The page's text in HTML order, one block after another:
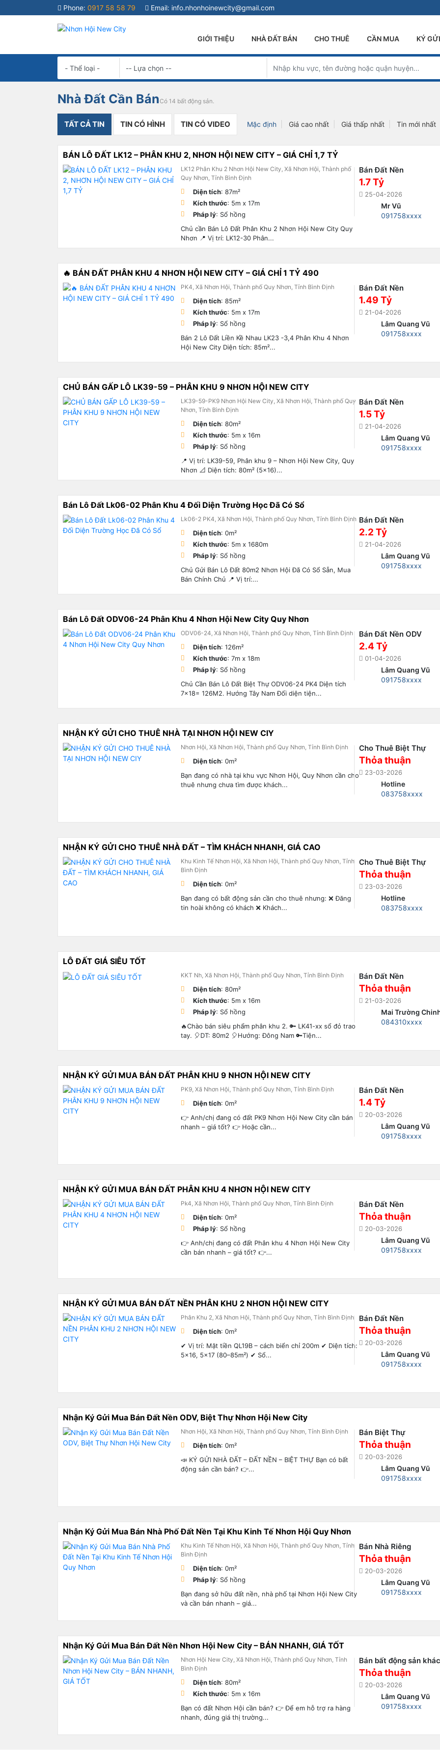
Phone: 0917 58 58 79 Email: info.nhonhoinewcity@gmail.com
GIỚI THIỆU NHÀ ĐẤT BÁN CHO THUÊ CẦN MUA KÝ GỬI
Nhà Đất Cần BánCó 14 bất động sản.
TẤT CẢ TIN TIN CÓ HÌNH TIN CÓ VIDEO Mặc định Giá cao nhất Giá thấp nhất Tin mới nhất
BÁN LÔ ĐẤT LK12 – PHÂN KHU 2, NHƠN HỘI NEW CITY – GIÁ CHỈ 1,7 TỶ
LK12 Phân Khu 2 Nhơn Hội New City, Xã Nhơn Hội, Thành phố
Quy Nhơn, Tỉnh Bình Định
Diện tích: 87m²
Kích thước: 5m x 17m
Pháp lý: Sổ hồng
Chủ cần Bán Lô Đất Phân Khu 2 Nhơn Hội New City Quy
Nhơn 📍 Vị trí: LK12-30 Phân...
Bán Đất Nền
1.7 Tỷ
25-04-2026
Mr Vũ
091758xxxx
🔥 BÁN ĐẤT PHÂN KHU 4 NHƠN HỘI NEW CITY – GIÁ CHỈ 1 TỶ 490
PK4, Xã Nhơn Hội, Thành phố Quy Nhơn, Tỉnh Bình Định
Diện tích: 85m²
Kích thước: 5m x 17m
Pháp lý: Sổ hồng
Bán 2 Lô Đất Liền Kề Nhau LK23 -3,4 Phân Khu 4 Nhơn
Hội New City Diện tích: 85m²...
Bán Đất Nền
1.49 Tỷ
21-04-2026
Lâm Quang Vũ
091758xxxx
CHỦ BÁN GẤP LÔ LK39-59 – PHÂN KHU 9 NHƠN HỘI NEW CITY
LK39-59-PK9 Nhơn Hội New City, Xã Nhơn Hội, Thành phố Quy
Nhơn, Tỉnh Bình Định
Diện tích: 80m²
Kích thước: 5m x 16m
Pháp lý: Sổ hồng
📍 Vị trí: LK39-59, Phân khu 9 – Nhơn Hội New City, Quy
Nhơn 📐 Diện tích: 80m² (5×16)...
Bán Đất Nền
1.5 Tỷ
21-04-2026
Lâm Quang Vũ
091758xxxx
Bán Lô Đất Lk06-02 Phân Khu 4 Đối Diện Trường Học Đã Có Sổ
Lk06-2 PK4, Xã Nhơn Hội, Thành phố Quy Nhơn, Tỉnh Bình Định
Diện tích: 0m²
Kích thước: 5m x 1680m
Pháp lý: Sổ hồng
Chủ Gửi Bán Lô Đất 80m2 Nhơn Hội Đã Có Sổ Sẵn, Mua
Bán Chính Chủ 📍 Vị trí:...
Bán Đất Nền
2.2 Tỷ
21-04-2026
Lâm Quang Vũ
091758xxxx
Bán Lô Đất ODV06-24 Phân Khu 4 Nhơn Hội New City Quy Nhơn
ODV06-24, Xã Nhơn Hội, Thành phố Quy Nhơn, Tỉnh Bình Định
Diện tích: 126m²
Kích thước: 7m x 18m
Pháp lý: Sổ hồng
Chủ Cần Bán Lô Đất Biệt Thự ODV06-24 PK4 Diện tích
7×18= 126M2. Hướng Tây Nam Đối diện tiện...
Bán Đất Nền ODV
2.4 Tỷ
01-04-2026
Lâm Quang Vũ
091758xxxx
NHẬN KÝ GỬI CHO THUÊ NHÀ TẠI NHƠN HỘI NEW CIY
Nhơn Hội, Xã Nhơn Hội, Thành phố Quy Nhơn, Tỉnh Bình Định
Diện tích: 0m²
Bạn đang có nhà tại khu vực Nhơn Hội, Quy Nhơn cần cho
thuê nhưng chưa tìm được khách...
Cho Thuê Biệt Thự
Thỏa thuận
23-03-2026
Hotline
083758xxxx
NHẬN KÝ GỬI CHO THUÊ NHÀ ĐẤT – TÌM KHÁCH NHANH, GIÁ CAO
Khu Kinh Tế Nhơn Hội, Xã Nhơn Hội, Thành phố Quy Nhơn, Tỉnh
Bình Định
Diện tích: 0m²
Bạn đang có bất động sản cần cho thuê nhưng: ❌ Đăng
tin hoài không có khách ❌ Khách...
Cho Thuê Biệt Thự
Thỏa thuận
23-03-2026
Hotline
083758xxxx
LÔ ĐẤT GIÁ SIÊU TỐT
KKT Nh, Xã Nhơn Hội, Thành phố Quy Nhơn, Tỉnh Bình Định
Diện tích: 80m²
Kích thước: 5m x 16m
Pháp lý: Sổ hồng
🔥Chào bán siêu phẩm phân khu 2. 🔑 LK41-xx sổ đỏ trao
tay. 🎈DT: 80m2 🎈Hướng: Đông Nam 🔑Tiện...
Bán Đất Nền
Thỏa thuận
21-03-2026
Mai Trường
084310xxxx
NHẬN KÝ GỬI MUA BÁN ĐẤT PHÂN KHU 9 NHƠN HỘI NEW CITY
PK9, Xã Nhơn Hội, Thành phố Quy Nhơn, Tỉnh Bình Định
Diện tích: 0m²
👉 Anh/chị đang có đất PK9 Nhơn Hội New City cần bán
nhanh – giá tốt? 👉 Hoặc cần...
Bán Đất Nền
1.4 Tỷ
20-03-2026
Lâm Quang Vũ
091758xxxx
NHẬN KÝ GỬI MUA BÁN ĐẤT PHÂN KHU 4 NHƠN HỘI NEW CITY
Pk4, Xã Nhơn Hội, Thành phố Quy Nhơn, Tỉnh Bình Định
Diện tích: 0m²
Pháp lý: Sổ hồng
👉 Anh/chị đang có đất Phân khu 4 Nhơn Hội New City
cần bán nhanh – giá tốt? 👉...
Bán Đất Nền
Thỏa thuận
20-03-2026
Lâm Quang Vũ
091758xxxx
NHẬN KÝ GỬI MUA BÁN ĐẤT NỀN PHÂN KHU 2 NHƠN HỘI NEW CITY
Phân Khu 2, Xã Nhơn Hội, Thành phố Quy Nhơn, Tỉnh Bình Định
Diện tích: 0m²
✔ Vị trí: Mặt tiền QL19B – cách biển chỉ 200m ✔ Diện tích:
5×16, 5×17 (80–85m²) ✔ Sổ...
Bán Đất Nền
Thỏa thuận
20-03-2026
Lâm Quang Vũ
091758xxxx
Nhận Ký Gửi Mua Bán Đất Nền ODV, Biệt Thự Nhơn Hội New City
Nhơn Hội, Xã Nhơn Hội, Thành phố Quy Nhơn, Tỉnh Bình Định
Diện tích: 0m²
📣 KÝ GỬI NHÀ ĐẤT – ĐẤT NỀN – BIỆT THỰ Bạn có bất
động sản cần bán? 👉...
Bán Biệt Thự
Thỏa thuận
20-03-2026
Lâm Quang Vũ
091758xxxx
Nhận Ký Gửi Mua Bán Nhà Phố Đất Nền Tại Khu Kinh Tế Nhơn Hội Quy Nhơn
Khu Kinh Tế Nhơn Hội, Xã Nhơn Hội, Thành phố Quy Nhơn, Tỉnh
Bình Định
Diện tích: 0m²
Pháp lý: Sổ hồng
Bạn đang sở hữu đất nền, nhà phố tại Nhơn Hội New City
và cần bán nhanh – giá...
Bán Nhà Riêng
Thỏa thuận
20-03-2026
Lâm Quang Vũ
091758xxxx
Nhận Ký Gửi Mua Bán Đất Nền Nhơn Hội New City – BÁN NHANH, GIÁ TỐT
Nhơn Hội New City, Xã Nhơn Hội, Thành phố Quy Nhơn, Tỉnh
Bình Định
Diện tích: 80m²
Kích thước: 5m x 16m
Bạn có đất Nhơn Hội cần bán? 👉 Để em hỗ trợ ra hàng
nhanh, đúng giá thị trường...
Bán bất động sản khác
Thỏa thuận
20-03-2026
Lâm Quang Vũ
091758xxxx